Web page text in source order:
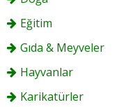
Eğitim
Gıda & Meyveler
Hayvanlar
Karikatürler